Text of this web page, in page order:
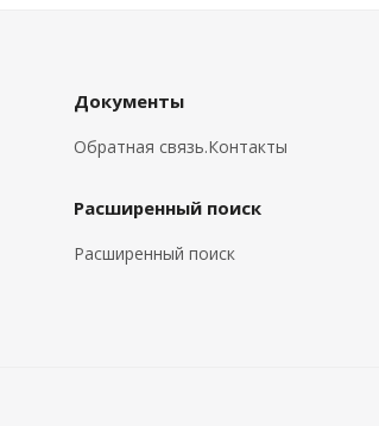
Документы
Обратная связь.Контакты
Расширенный поиск
Расширенный поиск